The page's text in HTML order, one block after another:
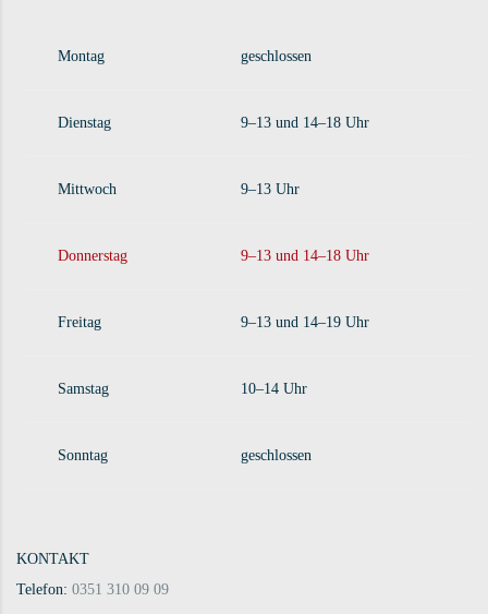
Montag geschlossen
Dienstag 9–13 und 14–18 Uhr
Mittwoch 9–13 Uhr
Donnerstag 9–13 und 14–18 Uhr
Freitag 9–13 und 14–19 Uhr
Samstag 10–14 Uhr
Sonntag geschlossen
KONTAKT
Telefon: 0351 310 09 09